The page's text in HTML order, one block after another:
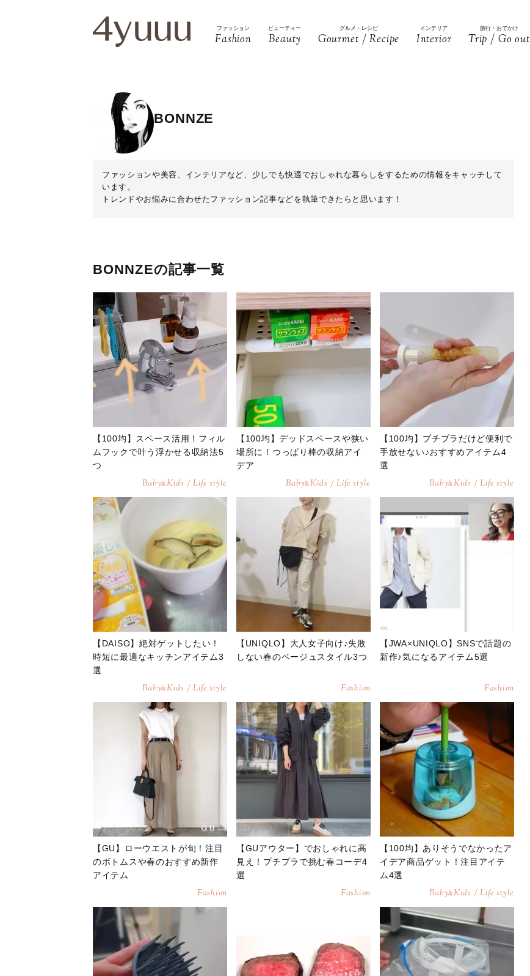
ファッション
Fashion
ビューティー
Beauty
グルメ・レシピ
Gourmet / Recipe
インテリア
Interior
旅行・おでかけ
Trip / Go out
BONNZE
ファッションや美容、インテリアなど、少しでも快適でおしゃれな暮らしをするための情報をキャッチして
います。
トレンドやお悩みに合わせたファッション記事などを執筆できたらと思います！
BONNZEの記事一覧
【100均】スペース活用！フィル
ムフックで叶う浮かせる収納法5
つ
Baby&Kids / Life style
【100均】デッドスペースや狭い
場所に！つっぱり棒の収納アイ
デア
Baby&Kids / Life style
【100均】プチプラだけど便利で
手放せない♪おすすめアイテム4
選
Baby&Kids / Life style
【DAISO】絶対ゲットしたい！
時短に最適なキッチンアイテム3
選
Baby&Kids / Life style
【UNIQLO】大人女子向け♪失敗
しない春のベージュスタイル3つ
Fashion
【JWA×UNIQLO】SNSで話題の
新作♪気になるアイテム5選
Fashion
【GU】ローウエストが旬！注目
のボトムスや春のおすすめ新作
アイテム
Fashion
【GUアウター】でおしゃれに高
見え！プチプラで挑む春コーデ4
選
Fashion
【100均】ありそうでなかったア
イデア商品ゲット！注目アイテ
ム4選
Baby&Kids / Life style